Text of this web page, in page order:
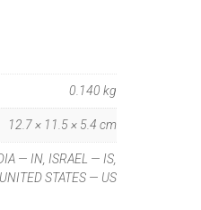
0.140 kg
12.7 × 11.5 × 5.4 cm
— IN, ISRAEL — IS,
STATES — US